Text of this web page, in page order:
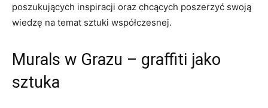
poszukujących inspiracji oraz‌ chcących poszerzyć swoją
wiedzę na temat sztuki współczesnej.
Murals w Grazu – graffiti jako
sztuka